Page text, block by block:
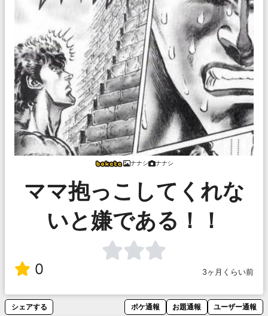
ナナシ ナナシ
ママ抱っこしてくれな
いと嫌である！！
0 3ヶ月くらい前
シェアする ボケ通報 お題通報 ユーザー通報